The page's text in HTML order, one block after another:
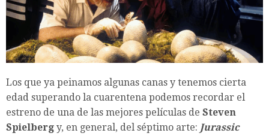
Los que ya peinamos algunas canas y tenemos cierta
edad superando la cuarentena podemos recordar el
estreno de una de las mejores películas de Steven
Spielberg y, en general, del séptimo arte: Jurassic